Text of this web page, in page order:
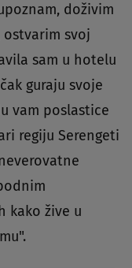
doživim
svoj
sam u hotelu
guraju svoje
vam poslastice
regiju Serengeti
kako žive u